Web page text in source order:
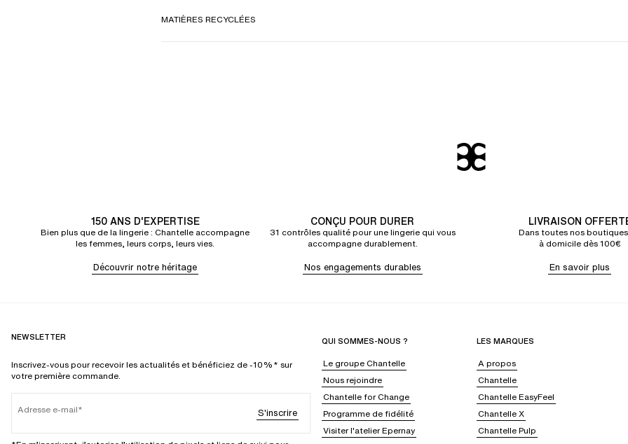
MATIÈRES RECYCLÉES
150 ANS D'EXPERTISE
Bien plus que de la lingerie : Chantelle accompagne
les femmes, leurs corps, leurs vies.
Découvrir notre héritage
CONÇU POUR DURER
31 contrôles qualité pour une lingerie qui vous
accompagne durablement.
Nos engagements durables
LIVRAISON
Dans toutes nos
à domicile dès 100€
En savoir plus
NEWSLETTER
Inscrivez-vous pour recevoir les actualités et bénéficiez de -10%* sur
votre première commande.
Adresse e-mail S'inscrire
QUI SOMMES-NOUS ?
Le groupe Chantelle
Nous rejoindre
Chantelle for Change
Programme de fidélité
Visiter l'atelier Epernay
LES MARQUES
A propos
Chantelle
Chantelle EasyFeel
Chantelle X
Chantelle Pulp